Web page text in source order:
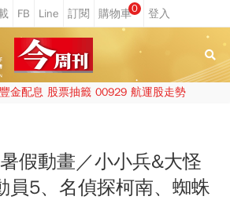
0
金配息 股票抽籤 00929 航運股走勢
假動畫／小小兵&大怪
員5、名偵探柯南、蜘蛛